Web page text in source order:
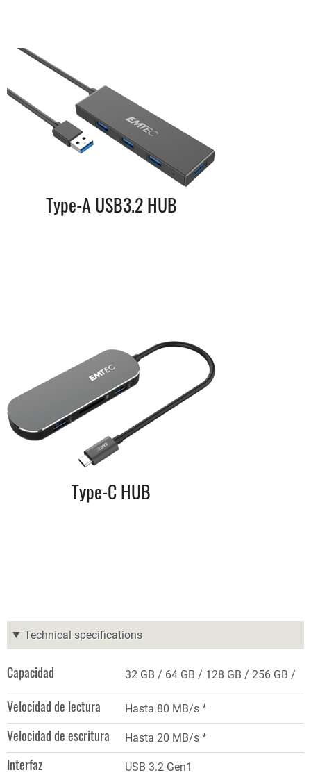
Type-A USB3.2 HUB
Type-C HUB
Technical specifications
Capacidad 32 GB 64 GB 128 GB 256 GB
Velocidad de lectura Hasta 80 MB/s *
Velocidad de escritura Hasta 20 MB/s *
Interfaz USB 3.2 Gen1